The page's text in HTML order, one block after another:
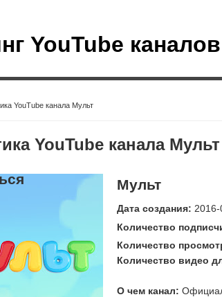
YouTube каналов
YouTube канала Мульт
YouTube канала Мульт
Мульт
Дата создания:
Количество
Количество
Количество видео
О чем канал: